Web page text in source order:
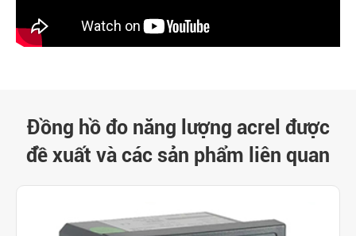
Đồng hồ đo năng lượng acrel được
đề xuất và các sản phẩm liên quan